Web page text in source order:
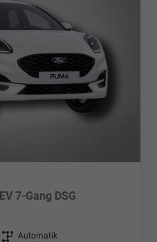
7-Gang DSG
Getriebe Automatik